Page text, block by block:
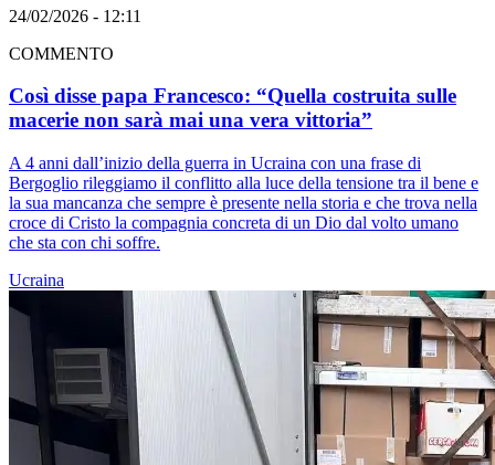
24/02/2026 - 12:11
COMMENTO
Così disse papa Francesco: “Quella costruita sulle
macerie non sarà mai una vera vittoria”
A 4 anni dall’inizio della guerra in Ucraina con una frase di
Bergoglio rileggiamo il conflitto alla luce della tensione tra il bene e
la sua mancanza che sempre è presente nella storia e che trova nella
croce di Cristo la compagnia concreta di un Dio dal volto umano
che sta con chi soffre.
Ucraina